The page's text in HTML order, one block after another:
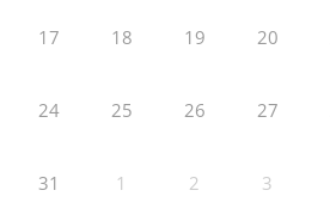
17 18 19 20
24 25 26 27
31 1 2 3